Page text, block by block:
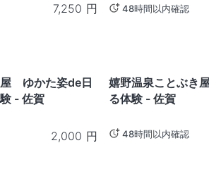
7,250 円 48時間以内確認
ゆかた姿de日
- 佐賀
2,000 円
嬉野温泉ことぶき
る体験 - 佐賀
48時間以内確認